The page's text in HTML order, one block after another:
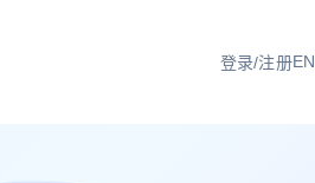
登录/注册EN